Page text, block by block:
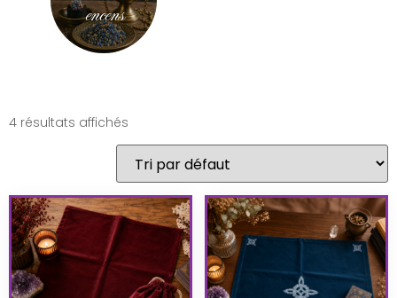
encens
4 résultats affichés